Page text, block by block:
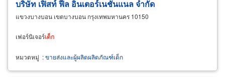
บริษัท เฟิสท์ ฟีล อินเตอร์เนชั่นแนล จำกัด
แขวงบางบอน เขตบางบอน กรุงเทพมหานคร 10150
เฟอร์นิเจอร์เด็ก
หมวดหมู่ :ขายส่งและผู้ผลิตผลิตภัณฑ์เด็ก